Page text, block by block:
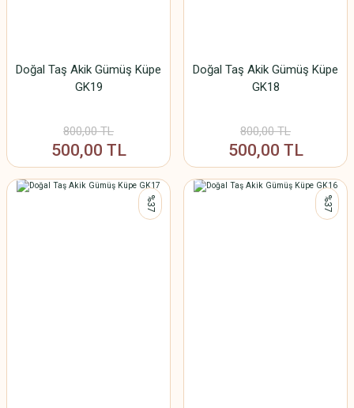
Doğal Taş Akik Gümüş Küpe
GK19
800,00 TL
500,00 TL
Doğal Taş Akik Gümüş Küpe
GK18
800,00 TL
500,00 TL
%37 %37